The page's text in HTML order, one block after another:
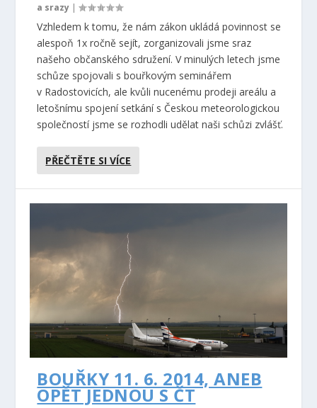
a srazy |
Vzhledem k tomu, že nám zákon ukládá povinnost se
alespoň 1x ročně sejít, zorganizovali jsme sraz
našeho občanského sdružení. V minulých letech jsme
schůze spojovali s bouřkovým seminářem
v Radostovicích, ale kvůli nucenému prodeji areálu a
letošnímu spojení setkání s Českou meteorologickou
společností jsme se rozhodli udělat naši schůzi zvlášť.
PŘEČTĚTE SI VÍCE
BOUŘKY 11. 6. 2014, ANEB
OPĚT JEDNOU S ČT